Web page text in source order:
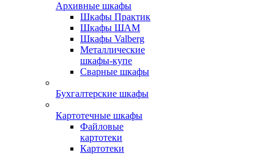
Архивные шкафы
Шкафы Практик
Шкафы ШАМ
Шкафы Valberg
Металлические
шкафы-купе
Сварные шкафы
Бухгалтерские шкафы
Картотечные шкафы
Файловые
картотеки
Картотеки